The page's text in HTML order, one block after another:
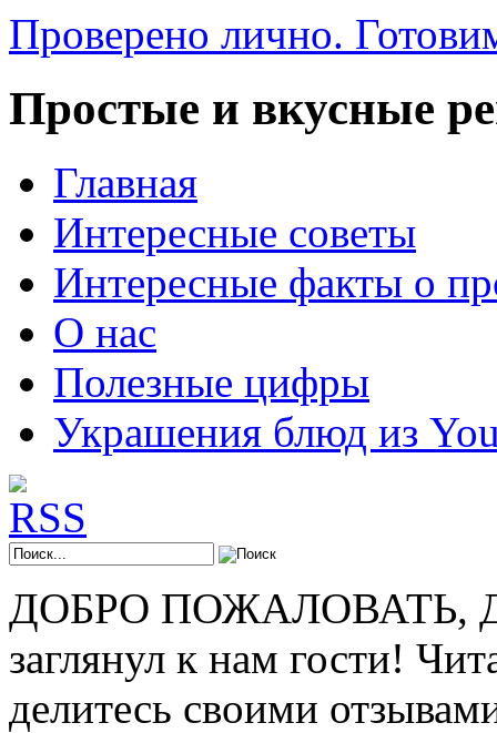
Проверено лично.
Простые и вкусные
Главная
Интересные советы
Интересные факты о
О нас
Полезные цифры
Украшения блюд из
ДОБРО ПОЖАЛОВАТЬ,
заглянул к нам гости!
делитесь своими